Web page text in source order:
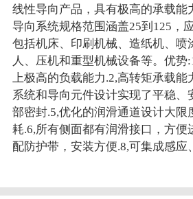
线性导向产品，具有极高的承载能
导向系统规格范围涵盖25到125，
包括机床、印刷机械、造纸机、喷
人、压机和重型机械设备等。优势
上极高的负载能力.2,高转矩承载
系统和导向元件设计实现了平稳、
部密封.5,优化的润滑通道设计大限
耗.6,所有侧面都有润滑接口，方便
配防护带，安装方便.8,可集成感应